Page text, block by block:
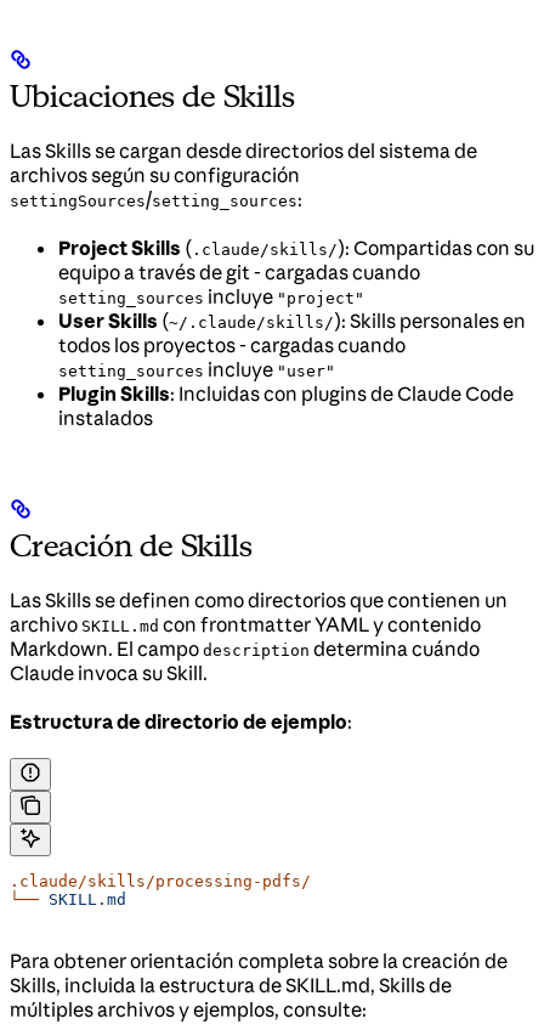
Ubicaciones de Skills
Las Skills se cargan desde directorios del sistema de
archivos según su configuración
settingSources/setting_sources:
Project Skills ( .claude/skills/): Compartidas con su
equipo a través de git - cargadas cuando
setting_sources incluye "project"
User Skills (~/.claude/skills/): Skills personales en
todos los proyectos - cargadas cuando
setting_sources incluye "user"
Plugin Skills: Incluidas con plugins de Claude Code
instalados
Creación de Skills
Las Skills se definen como directorios que contienen un
archivo SKILL.md con frontmatter YAML y contenido
Markdown. El campo description determina cuándo
Claude invoca su Skill.
Estructura de directorio de ejemplo:
.claude/skills/processing-pdfs/
└── SKILL.md
Para obtener orientación completa sobre la creación de
Skills, incluida la estructura de SKILL.md, Skills de
múltiples archivos y ejemplos, consulte: